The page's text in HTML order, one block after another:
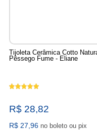
Tijoleta Cerâmica Cotto
Pêssego Fume - Eliane
R$ 28,82
R$ 27,96 no boleto ou pix